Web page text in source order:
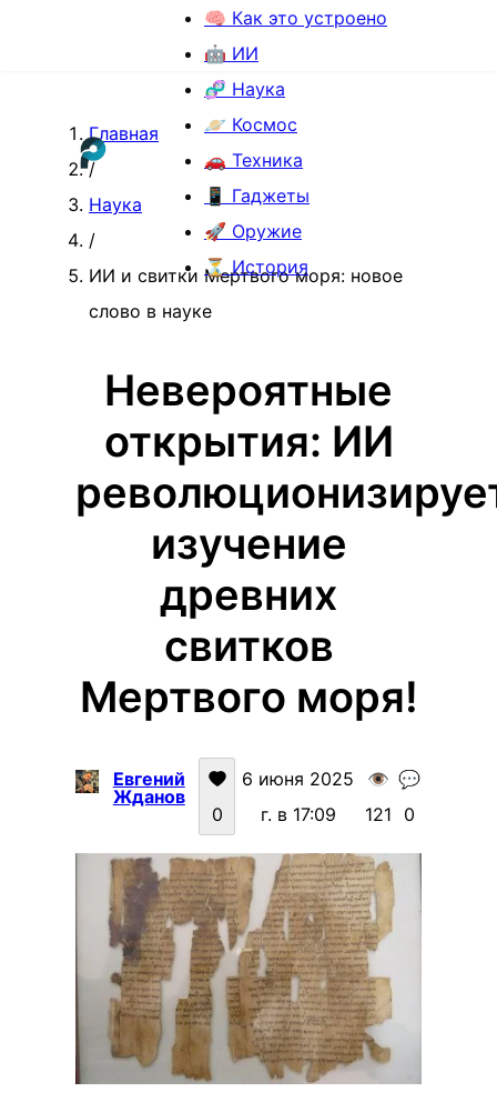
🧠 Как это устроено
🤖 ИИ
🧬 Наука
🪐 Космос
🚗 Техника
📱 Гаджеты
🚀 Оружие
⏳ История
Главная
/
Наука
/
ИИ и свитки Мертвого моря: новое
слово в науке
Невероятные
открытия: ИИ
изучение
древних
свитков
Мертвого моря!
Евгений
Жданов
0
6 июня 2025
г. в 17:09
👁️
121
💬
0